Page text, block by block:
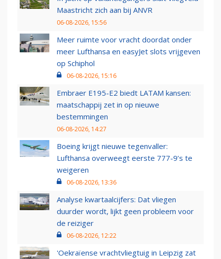
Maastricht zich aan bij ANVR
06-08-2026, 15:56
Meer ruimte voor vracht doordat onder
meer Lufthansa en easyJet slots vrijgeven
op Schiphol
06-08-2026, 15:16
Embraer E195-E2 biedt LATAM kansen:
maatschappij zet in op nieuwe
bestemmingen
06-08-2026, 14:27
Boeing krijgt nieuwe tegenvaller:
Lufthansa overweegt eerste 777-9’s te
weigeren
06-08-2026, 13:36
Analyse kwartaalcijfers: Dat vliegen
duurder wordt, lijkt geen probleem voor
de reiziger
06-08-2026, 12:22
'Oekraïense vrachtvliegtuig in Leipzig zat